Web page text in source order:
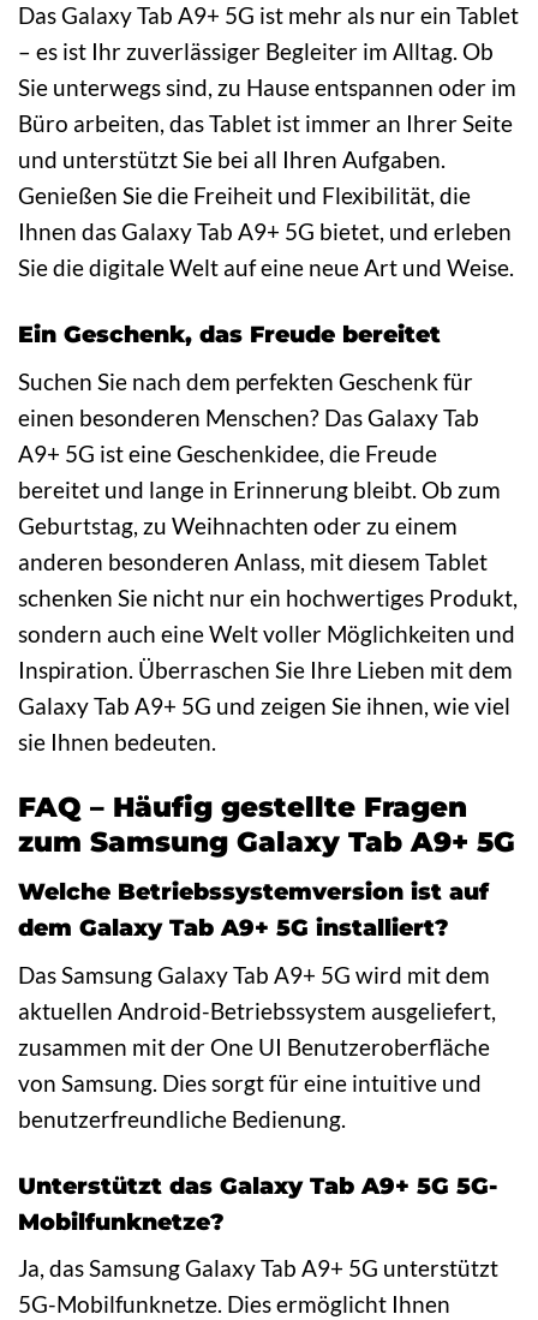
Das Galaxy Tab A9+ 5G ist mehr als nur ein Tablet
– es ist Ihr zuverlässiger Begleiter im Alltag. Ob
Sie unterwegs sind, zu Hause entspannen oder im
Büro arbeiten, das Tablet ist immer an Ihrer Seite
und unterstützt Sie bei all Ihren Aufgaben.
Genießen Sie die Freiheit und Flexibilität, die
Ihnen das Galaxy Tab A9+ 5G bietet, und erleben
Sie die digitale Welt auf eine neue Art und Weise.
Ein Geschenk, das Freude bereitet
Suchen Sie nach dem perfekten Geschenk für
einen besonderen Menschen? Das Galaxy Tab
A9+ 5G ist eine Geschenkidee, die Freude
bereitet und lange in Erinnerung bleibt. Ob zum
Geburtstag, zu Weihnachten oder zu einem
anderen besonderen Anlass, mit diesem Tablet
schenken Sie nicht nur ein hochwertiges Produkt,
sondern auch eine Welt voller Möglichkeiten und
Inspiration. Überraschen Sie Ihre Lieben mit dem
Galaxy Tab A9+ 5G und zeigen Sie ihnen, wie viel
sie Ihnen bedeuten.
FAQ – Häufig gestellte Fragen
zum Samsung Galaxy Tab A9+ 5G
Welche Betriebssystemversion ist auf
dem Galaxy Tab A9+ 5G installiert?
Das Samsung Galaxy Tab A9+ 5G wird mit dem
aktuellen Android-Betriebssystem ausgeliefert,
zusammen mit der One UI Benutzeroberfläche
von Samsung. Dies sorgt für eine intuitive und
benutzerfreundliche Bedienung.
Unterstützt das Galaxy Tab A9+ 5G 5G-
Mobilfunknetze?
Ja, das Samsung Galaxy Tab A9+ 5G unterstützt
5G-Mobilfunknetze. Dies ermöglicht Ihnen